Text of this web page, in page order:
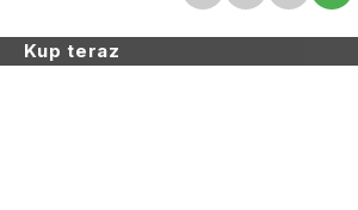
Kup teraz